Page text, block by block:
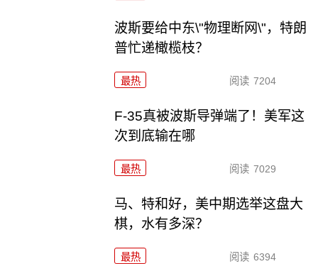
波斯要给中东\"物理断网\"，特朗
普忙递橄榄枝？
最热 阅读 7204
F-35真被波斯导弹端了！美军这
次到底输在哪
最热 阅读 7029
马、特和好，美中期选举这盘大
棋，水有多深？
最热 阅读 6394